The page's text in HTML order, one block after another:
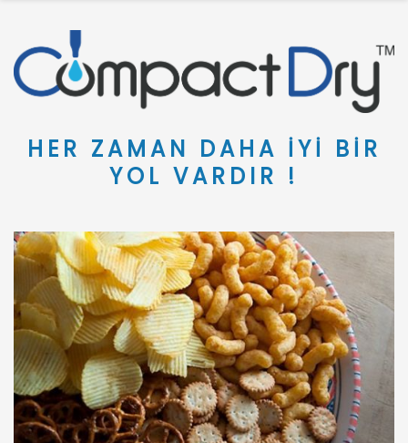
HER ZAMAN DAHA İYİ BİR
YOL VARDIR !